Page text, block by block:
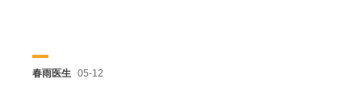
春雨医生 05-12